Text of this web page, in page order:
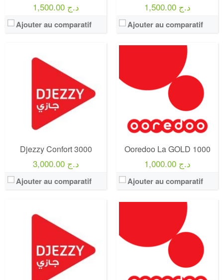
1,500.00 د.ج
Ajouter au comparatif
1,500.00 د.ج
Ajouter au comparatif
Djezzy Confort 3000
3,000.00 د.ج
Ajouter au comparatif
Ooredoo La GOLD 1000
1,000.00 د.ج
Ajouter au comparatif
Operateur:Djezzy
Djezzy HADRA 1000
1 000 Da
3 000 Da
Prépayé
3 Go
View Details →
Ooredoo
Hashta 500
Crédit:
1000 DA
Prépayé
2.5 GB + instagram et facebook illimitée
View Details →
Operateur:Djezzy
Djezzy HAYLA BEZZEF 1500
1 500 Da
3 000 DA
Prépayé
40 Go
Ooredoo
Forfait:
Hanya Hadra 500 ( 30 Jours )
500 DA + 500 DA Bonus
Offre:Prépayé